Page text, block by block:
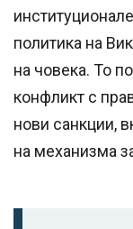
политика на
на човека. То
конфликт с
нови санкции,
на механизма